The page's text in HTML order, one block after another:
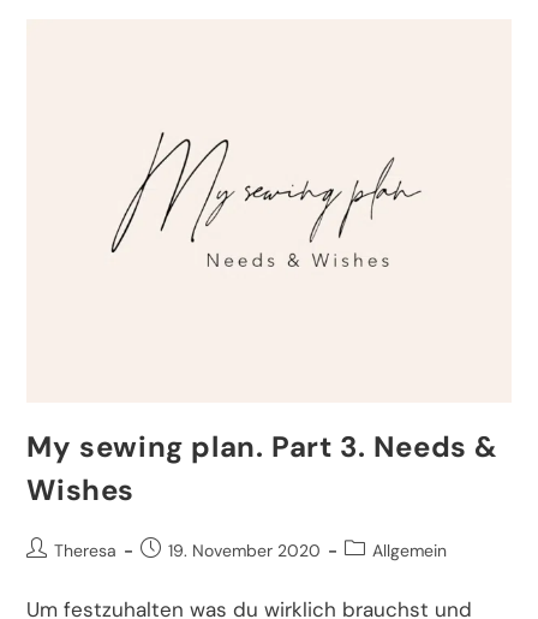
My sewing plan. Part 3. Needs &
Wishes
Theresa 19. November 2020 Allgemein
Um festzuhalten was du wirklich brauchst und